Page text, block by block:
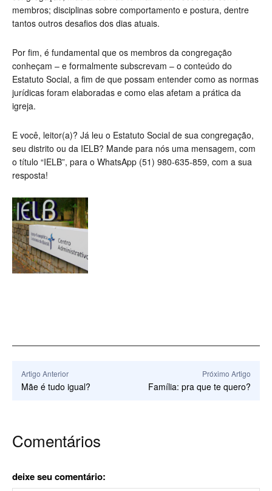
membros; disciplinas sobre comportamento e postura, dentre
tantos outros desafios dos dias atuais.
Por fim, é fundamental que os membros da congregação
conheçam – e formalmente subscrevam – o conteúdo do
Estatuto Social, a fim de que possam entender como as normas
jurídicas foram elaboradas e como elas afetam a prática da
igreja.
E você, leitor(a)? Já leu o Estatuto Social de sua congregação,
seu distrito ou da IELB? Mande para nós uma mensagem, com
o título “IELB”, para o WhatsApp (51) 980-635-859, com a sua
resposta!
Artigo Anterior
Mãe é tudo igual?
Próximo Artigo
Família: pra que te quero?
Comentários
deixe seu comentário: